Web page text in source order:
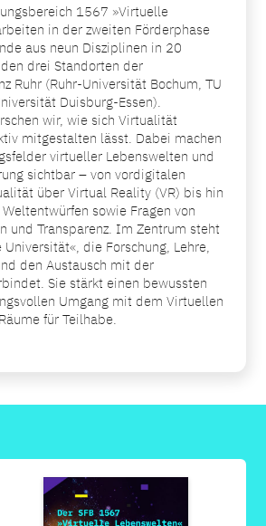
1567 »Virtuelle
in der zweiten Förderphase
aus neun Disziplinen in 20
drei Standorten der
Ruhr (Ruhr-Universität Bochum, TU
Duisburg-Essen).
wir, wie sich Virtualität
mitgestalten lässt. Dabei machen
virtueller Lebenswelten und
sichtbar – von vordigitalen
über Virtual Reality (VR) bis hin
sowie Fragen von
und Transparenz. Im Zentrum steht
die Forschung, Lehre,
den Austausch mit der
Sie stärkt einen bewussten
Umgang mit dem Virtuellen
für Teilhabe.